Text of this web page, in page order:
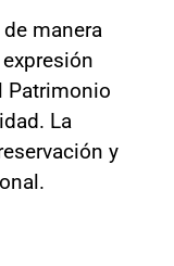
manera
Patrimonio
La
y